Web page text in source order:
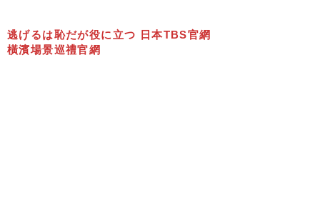
逃げるは恥だが役に立つ 日本TBS官網
橫濱場景巡禮官網